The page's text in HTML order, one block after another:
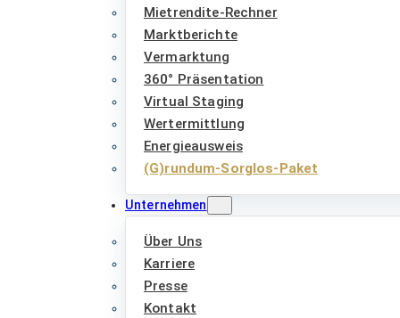
Mietrendite-Rechner
Marktberichte
Vermarktung
360° Präsentation
Virtual Staging
Wertermittlung
Energieausweis
(G)rundum-Sorglos-Paket
Unternehmen
Über Uns
Karriere
Presse
Kontakt